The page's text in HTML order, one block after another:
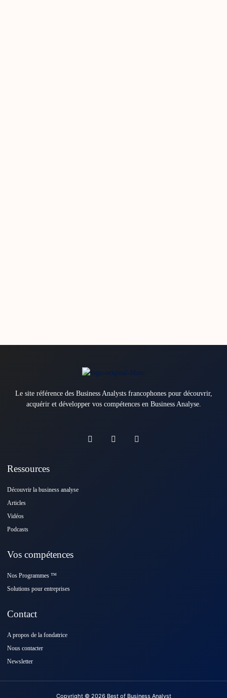
Le site référence des Business Analysts francophones pour découvrir,
acquérir et développer vos compétences en Business Analyse.
Ressources
Découvrir la business analyse
Articles
Vidéos
Podcasts
Vos compétences
Nos Programmes ™️
Solutions pour entreprises
Contact
A propos de la fondatrice
Nous contacter
Newsletter
Copyright © 2026 Best of Business Analyst